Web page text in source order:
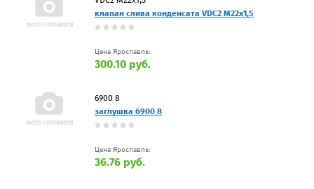
клапан слива конденсата VDC2 M22x1,5
Цена Ярославль:
300.10 руб.
6900 8
заглушка 6900 8
Цена Ярославль:
36.76 руб.